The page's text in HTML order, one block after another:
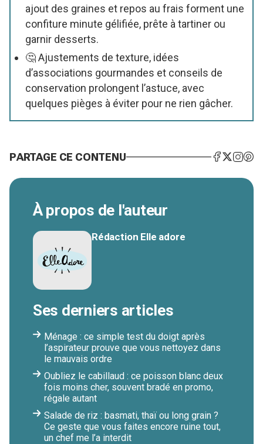
ajout des graines et repos au frais forment une
confiture minute gélifiée, prête à tartiner ou
garnir desserts.
🤔 Ajustements de texture, idées
d’associations gourmandes et conseils de
conservation prolongent l’astuce, avec
quelques pièges à éviter pour ne rien gâcher.
PARTAGE CE CONTENU
À propos de l'auteur
Rédaction Elle adore
Ses derniers articles
Ménage : ce simple test du doigt après
l’aspirateur prouve que vous nettoyez dans
le mauvais ordre
Oubliez le cabillaud : ce poisson blanc deux
fois moins cher, souvent bradé en promo,
régale autant
Salade de riz : basmati, thaï ou long grain ?
Ce geste que vous faites encore ruine tout,
un chef me l’a interdit